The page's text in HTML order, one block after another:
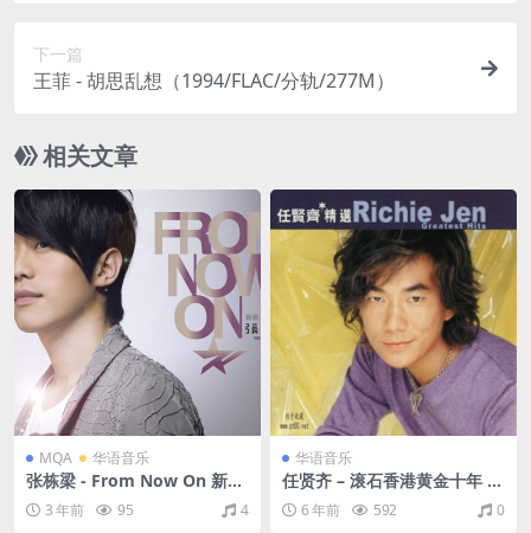
下一篇
王菲 - 胡思乱想（1994/FLAC/分轨/277M）
相关文章
MQA 华语音乐
张栋梁 - From Now On 新歌
+精选（2008/FLAC/分轨/624
M）(MQA/16bit/44.1kHz)
3 年前 95 4
华语音乐
任贤齐 – 滚石香港黄金十年 2
003（FLAC+CUE/分轨/884
M）6 年前 592 0